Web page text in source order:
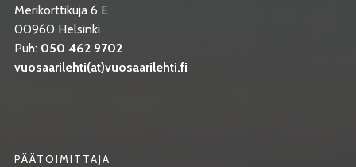
Merikorttikuja 6 E
00960 Helsinki
Puh: 050 462 9702
vuosaarilehti(at)vuosaarilehti.fi
PÄÄTOIMITTAJA